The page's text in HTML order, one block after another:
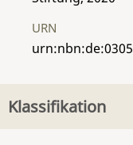
URN
Klassifikation